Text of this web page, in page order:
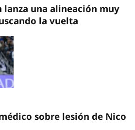
lanza una alineación muy
la vuelta
sobre lesión de Nico